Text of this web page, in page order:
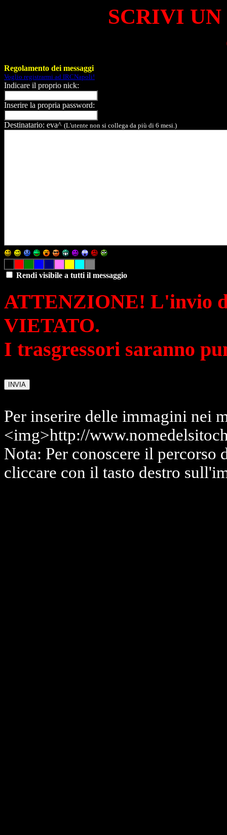
SCRIVI
Regolamento dei messaggi
Voglio registrarmi ad IRCNapoli!
Indicare il proprio nick:
Inserire la propria password:
Destinatario: eva^ (L'utente non si collega da più di 6 mesi.)
Rendi visibile a tutti il messaggio
ATTENZIONE! L'invio
VIETATO.
I trasgressori saranno
Per inserire delle immagini nei
<img>http://
Nota: Per conoscere il percorso
cliccare con il tasto destro